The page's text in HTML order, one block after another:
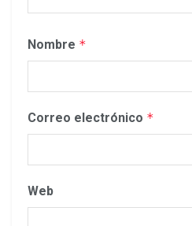
Nombre *
Correo electrónico *
Web